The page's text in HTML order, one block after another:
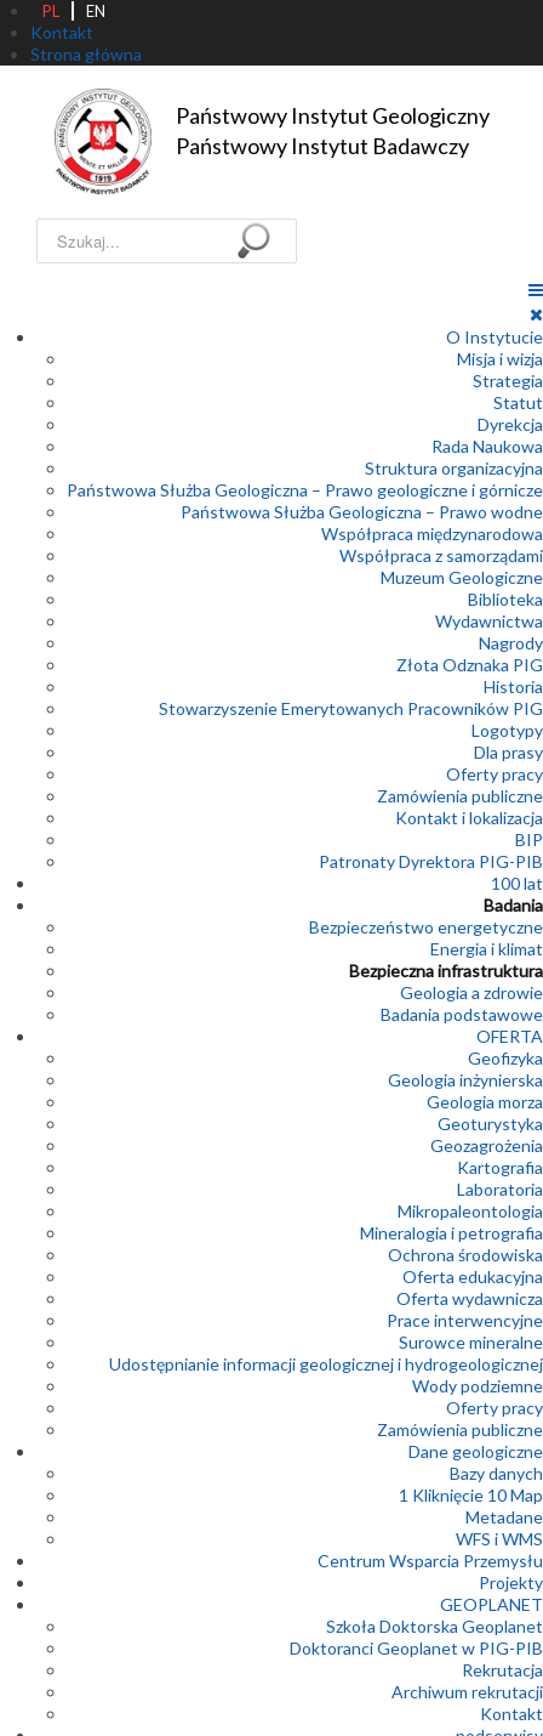
PL EN
Kontakt
Strona główna
Państwowy Instytut Geologiczny
Państwowy Instytut Badawczy
Szukaj...
O Instytucie
Misja i wizja
Strategia
Statut
Dyrekcja
Rada Naukowa
Struktura organizacyjna
Państwowa Służba Geologiczna – Prawo geologiczne i górnicze
Państwowa Służba Geologiczna – Prawo wodne
Współpraca międzynarodowa
Współpraca z samorządami
Muzeum Geologiczne
Biblioteka
Wydawnictwa
Nagrody
Złota Odznaka PIG
Historia
Stowarzyszenie Emerytowanych Pracowników PIG
Logotypy
Dla prasy
Oferty pracy
Zamówienia publiczne
Kontakt i lokalizacja
BIP
Patronaty Dyrektora PIG-PIB
100 lat
Badania
Bezpieczeństwo energetyczne
Energia i klimat
Bezpieczna infrastruktura
Geologia a zdrowie
Badania podstawowe
OFERTA
Geofizyka
Geologia inżynierska
Geologia morza
Geoturystyka
Geozagrożenia
Kartografia
Laboratoria
Mikropaleontologia
Mineralogia i petrografia
Ochrona środowiska
Oferta edukacyjna
Oferta wydawnicza
Prace interwencyjne
Surowce mineralne
Udostępnianie informacji geologicznej i hydrogeologicznej
Wody podziemne
Oferty pracy
Zamówienia publiczne
Dane geologiczne
Bazy danych
1 Kliknięcie 10 Map
Metadane
WFS i WMS
Centrum Wsparcia Przemysłu
Projekty
GEOPLANET
Szkoła Doktorska Geoplanet
Doktoranci Geoplanet w PIG-PIB
Rekrutacja
Archiwum rekrutacji
Kontakt